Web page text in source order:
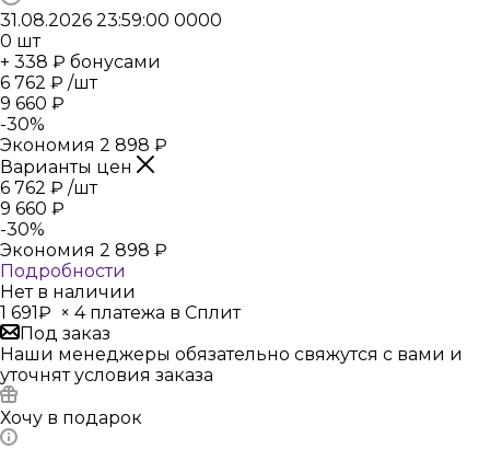
31.08.2026 23:59:00 0000
0 шт
+ 338 ₽ бонусами
6 762 ₽ /шт
9 660 ₽
-30%
Экономия 2 898 ₽
Варианты цен
6 762 ₽ /шт
9 660 ₽
-30%
Экономия 2 898 ₽
Подробности
Нет в наличии
1 691₽ × 4 платежа в Сплит
Под заказ
Наши менеджеры обязательно свяжутся с вами и
уточнят условия заказа
Хочу в подарок